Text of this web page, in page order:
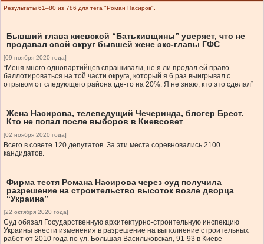
Результаты 61–80 из 786 для тега "Роман Насиров".
Бывший глава киевской “Батькивщины” уверяет, что не
продавал свой округ бывшей жене экс-главы ГФС
[09 ноября 2020 года]
“Меня много однопартийцев спрашивали, не я ли продал ей право
баллотироваться на той части округа, который я 6 раз выигрывал с
отрывом от следующего района где-то на 20%. Я не знаю, кто это сделал”
Жена Насирова, телеведущий Чечеринда, блогер Брест.
Кто не попал после выборов в Киевсовет
[02 ноября 2020 года]
Всего в совете 120 депутатов. За эти места соревновались 2100
кандидатов.
Фирма тестя Романа Насирова через суд получила
разрешение на строительство высоток возле дворца
“Украина”
[22 октября 2020 года]
Суд обязал Государственную архитектурно-строительную инспекцию
Украины внести изменения в разрешение на выполнение строительных
работ от 2010 года по ул. Большая Васильковская, 91-93 в Киеве